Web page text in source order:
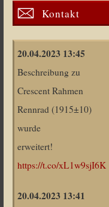
Kontakt
20.04.2023 13:45
Beschreibung zu
Crescent Rahmen
Rennrad (1915±10)
wurde
erweitert!
https://t.co/xL1w9sjI6K
20.04.2023 13:41